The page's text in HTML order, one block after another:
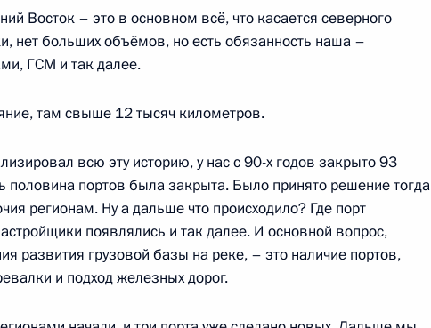
Новгородской области Андреем
Восток – это в основном всё, что касается северного
нет больших объёмов, но есть обязанность наша –
ГСМ и так далее.
там свыше 12 тысяч километров.
всю эту историю, у нас с 90-х годов закрыто 93
половина портов была закрыта. Было принято решение тогда
регионам. Ну а дальше что происходило? Где порт
появлялись и так далее. И основной вопрос,
развития грузовой базы на реке, – это наличие портов,
и подход железных дорог.